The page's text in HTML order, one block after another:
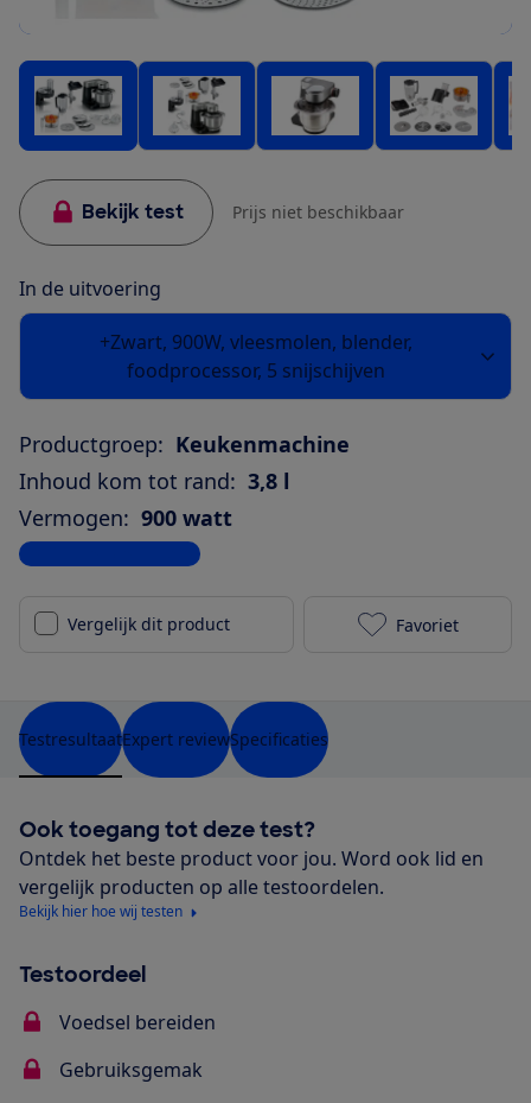
Bekijk test Prijs niet beschikbaar
In de uitvoering
+Zwart, 900W, vleesmolen, blender,
foodprocessor, 5 snijschijven
Productgroep: Keukenmachine
Inhoud kom tot rand: 3,8 l
Vermogen: 900 watt
Bekijk alle specificaties
Vergelijk dit product Bosch
Favoriet
TestresultaatExpert reviewSpecificaties
Ook toegang tot deze test?
Ontdek het beste product voor jou. Word ook lid en
vergelijk producten op alle testoordelen.
Bekijk hier hoe wij testen
Testoordeel
Voedsel bereiden
Gebruiksgemak